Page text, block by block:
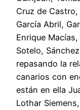
Cruz de
García Abril,
Enrique
Sotelo,
repasando la
canarios con
están en ella
Lothar